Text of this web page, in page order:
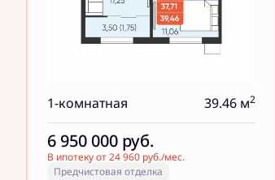
1-комнатная 39.46 м2
6 950 000 руб.
В ипотеку от 24 960 руб./мес.
Предчистовая отделка